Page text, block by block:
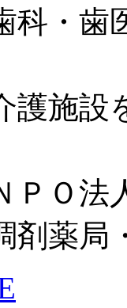
科・歯
護施設
ＰＯ法
剤薬局